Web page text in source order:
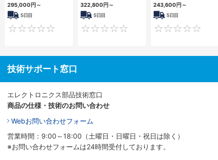
295,000円～
5日目
0
322,800円～
5日目
0
243,600円～
5日目
技術サポート窓口
エレクトロニクス部品技術窓口
商品の仕様・技術のお問い合わせ
Webお問い合わせフォーム
営業時間：9:00～18:00（土曜日・日曜日・祝日は除く）
※お問い合わせフォームは24時間受付しております。